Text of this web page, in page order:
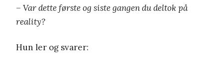
– Var dette første og siste gangen du deltok på
reality?
Hun ler og svarer: